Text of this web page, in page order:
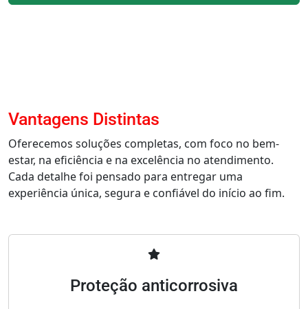
Vantagens Distintas
Oferecemos soluções completas, com foco no bem-
estar, na eficiência e na excelência no atendimento.
Cada detalhe foi pensado para entregar uma
experiência única, segura e confiável do início ao fim.
Proteção anticorrosiva